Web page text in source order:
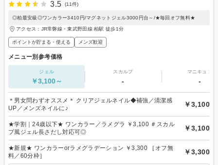
3.5 (11件)
◎柏最安級◎ワンカラー3410円/マグネットジェル3000円台～/★毎回オフ無料★
アクセス：JR常磐線・東武野田線 柏駅 徒歩1分
ポイントが貯まる・使える メンズ歓迎
メニュー別参考価格
ジェル
￥3,100～
スカルプ
-
マニキュア
-
＊男女問わずオススメ＊ クリアジェルネイル◆補強／清潔感
UP／メンズネイルに♪
￥3,100
★学割｜24歳以下★ ワンカラー／ラメグラ ￥3,100 ＃スカル
プ風ジェル長さだし対応可◎
￥3,100
★新規★ ワンカラーorラメグラデーション ￥3,300 ［オフ無
料／60分枠］
￥3,300